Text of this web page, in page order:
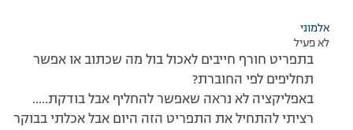
אלמוני
לא פעיל
בתפריט חורף חייבים לאכול בול מה שכתוב או אפשר
תחליפים לפי החוברת?
באפליקציה לא נראה שאפשר להחליף אבל בודקת…..
רציתי להתחיל את התפריט הזה היום אבל אכלתי בבוקר